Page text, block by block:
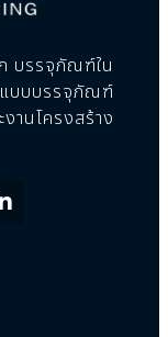
บรรจุภัณฑ์ใน
บบบรรจุภัณฑ์
านโครงสร้าง